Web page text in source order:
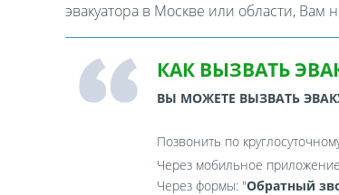
эвакуатора в Москве или области, Вам
КАК ВЫЗВАТЬ
ВЫ МОЖЕТЕ ВЫЗВАТЬ
Позвонить по
Через мобильное
Через формы: "Обратный